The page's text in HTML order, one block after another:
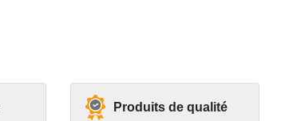
Produits de qualité